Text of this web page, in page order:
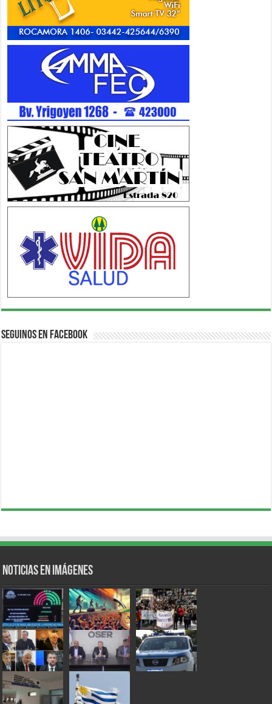
Seguinos en Facebook
Noticias en Imágenes